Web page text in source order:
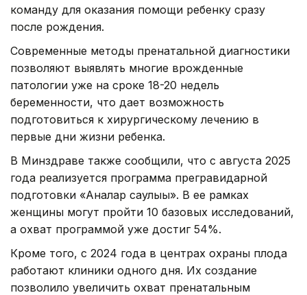
команду для оказания помощи ребенку сразу
после рождения.
Современные методы пренатальной диагностики
позволяют выявлять многие врожденные
патологии уже на сроке 18-20 недель
беременности, что дает возможность
подготовиться к хирургическому лечению в
первые дни жизни ребенка.
В Минздраве также сообщили, что с августа 2025
года реализуется программа прегравидарной
подготовки «Аналар саулығы». В ее рамках
женщины могут пройти 10 базовых исследований,
а охват программой уже достиг 54%.
Кроме того, с 2024 года в центрах охраны плода
работают клиники одного дня. Их создание
позволило увеличить охват пренатальным